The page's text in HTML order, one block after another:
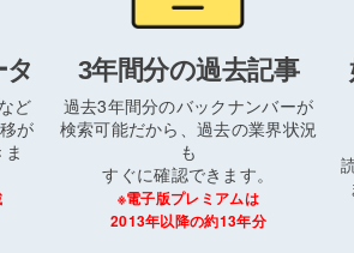
ど
が
3年間分の過去記事
過去3年間分のバックナンバーが
検索可能だから、過去の業界状況
も
すぐに確認できます。
※電子版プレミアムは
2013年以降の約13年分